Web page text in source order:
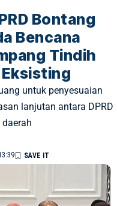
Bontang
Bencana
Tindih
untuk penyesuaian
lanjutan antara DPRD